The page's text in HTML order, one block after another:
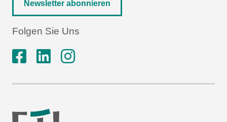
Newsletter abonnieren
Folgen Sie Uns